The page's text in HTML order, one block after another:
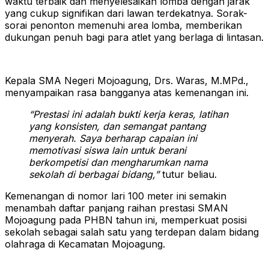
yang cukup signifikan dari lawan terdekatnya. Sorak-
sorai penonton memenuhi area lomba, memberikan
dukungan penuh bagi para atlet yang berlaga di lintasan.
Kepala SMA Negeri Mojoagung, Drs. Waras, M.MPd.,
menyampaikan rasa bangganya atas kemenangan ini.
“Prestasi ini adalah bukti kerja keras, latihan
yang konsisten, dan semangat pantang
menyerah. Saya berharap capaian ini
memotivasi siswa lain untuk berani
berkompetisi dan mengharumkan nama
sekolah di berbagai bidang,”tutur beliau.
Kemenangan di nomor lari 100 meter ini semakin
menambah daftar panjang raihan prestasi SMAN
Mojoagung pada PHBN tahun ini, memperkuat posisi
sekolah sebagai salah satu yang terdepan dalam bidang
olahraga di Kecamatan Mojoagung.